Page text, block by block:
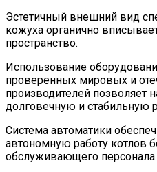
Эстетичный внешний вид
кожуха органично
пространство.
Использование
проверенных мировых и
производителей позволяет
долговечную и стабильную
Система автоматики
автономную работу котлов
обслуживающего персонала.